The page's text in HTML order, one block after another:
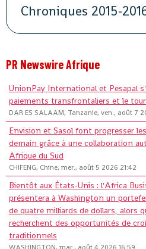
Chroniques 2015-
PR Newswire Afrique
UnionPay International et Pesapal
paiements transfrontaliers et le
DAR ES SALAAM, Tanzanie, ven., août 7
Envision et Sasol font progresser
demain grâce à une collaboration
Afrique du Sud
CHIFENG, Chine, mer., août 5 2026 21:42
Bientôt aux États-Unis : l'Africa
présentera à Washington un
de quatre milliards de dollars, alors
recherchent des opportunités de
traditionnels